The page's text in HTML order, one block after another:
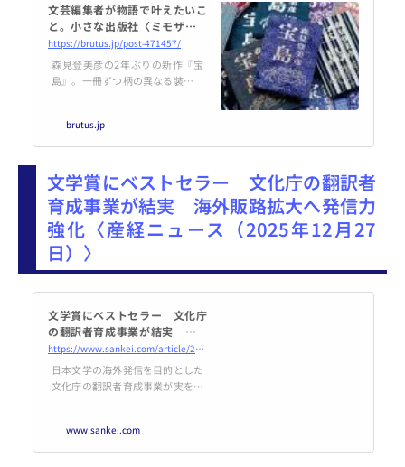
文芸編集者が物語で叶えたいこ
と。小さな出版社〈ミモザブッ
クス〉が届けるバースデース
トーリー | ブルータス| BRUTU
S.jp
https://brutus.jp/post-471457/
森見登美彦の2年ぶりの新作『宝
島』。一冊ずつ柄の異なる装丁が
代さんに話を聞いた。
brutus.jp
文学賞にベストセラー 文化庁の翻訳者
育成事業が結実 海外販路拡大へ発信力
強化〈産経ニュース（2025年12月27
日）〉
文学賞にベストセラー 文化庁
の翻訳者育成事業が結実 海外
販路拡大へ発信力強化
https://www.sankei.com/article/20251227-R35CYBQNHRLXVHIUFAOGBUV3KM/
日本文学の海外発信を目的とした
文化庁の翻訳者育成事業が実を結
は、国際的な文学賞を受賞したほ
か、海外…
www.sankei.com